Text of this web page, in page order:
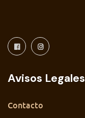
Avisos Legales
Contacto